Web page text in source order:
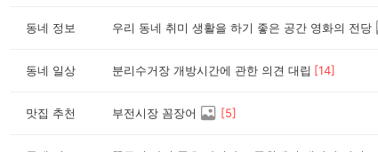
동네 정보 우리 동네 취미 생활을 하기 좋은 공간 영화의 전당
동네 일상 분리수거장 개방시간에 관한 의견 대립 [14]
맛집 추천 부전시장 꼼장어 [5]